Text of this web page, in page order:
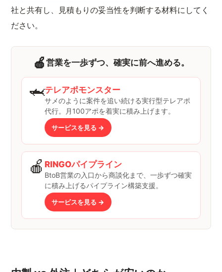
社と共有し、見積もりの妥当性を判断する材料にしてく
ださい。
🍎 営業を一歩ずつ、確実に前へ進める。
🦈テレアポモンスター
サメのように案件を追い続ける実行型テレアポ
代行。月100アポを着実に積み上げます。
サービスを見る →
🍎 RINGOパイプライン
BtoB営業の入口から商談化まで、一歩ずつ確実
に積み上げるパイプライン構築支援。
サービスを見る →